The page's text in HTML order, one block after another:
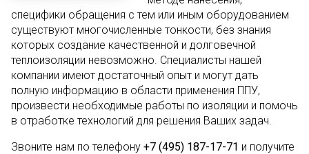
специфики обращения с тем или иным оборудованием
существуют многочисленные тонкости, без знания
которых создание качественной и долговечной
теплоизоляции невозможно. Специалисты нашей
компании имеют достаточный опыт и могут дать
полную информацию в области применения ППУ,
произвести необходимые работы по изоляции и помочь
в отработке технологий для решения Ваших задач.
Звоните нам по телефону +7 (495) 187-17-71 и получите